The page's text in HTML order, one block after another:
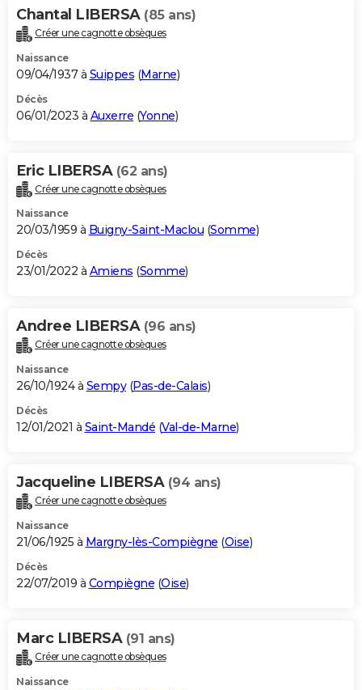
Chantal LIBERSA (85 ans)
Créer une cagnotte obsèques
Naissance
09/04/1937 à Suippes (Marne)
Décès
06/01/2023 à Auxerre (Yonne)
Eric LIBERSA (62 ans)
Créer une cagnotte obsèques
Naissance
20/03/1959 à Buigny-Saint-Maclou (Somme)
Décès
23/01/2022 à Amiens (Somme)
Andree LIBERSA (96 ans)
Créer une cagnotte obsèques
Naissance
26/10/1924 à Sempy(Pas-de-Calais)
Décès
12/01/2021 à Saint-Mandé (Val-de-Marne)
Jacqueline LIBERSA (94 ans)
Créer une cagnotte obsèques
Naissance
21/06/1925 à Margny-lès-Compiègne (Oise)
Décès
22/07/2019 à Compiègne (Oise)
Marc LIBERSA (91 ans)
Créer une cagnotte obsèques
Naissance